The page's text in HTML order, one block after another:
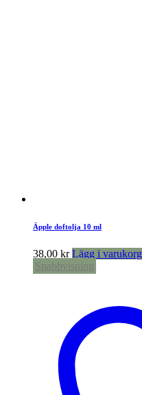
Äpple doftolja 10 ml
38,00 kr Lägg i varukorg
Snabbvisning